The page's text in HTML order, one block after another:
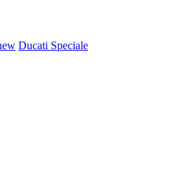
Ducati Speciale